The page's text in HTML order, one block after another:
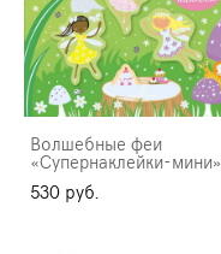
Волшебные феи
«Супернаклейки-мини»
530 pуб.